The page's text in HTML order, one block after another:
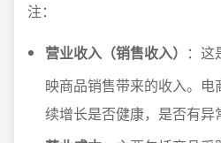
注：
营业收入（销售收入） ：这
映商品销售带来的收入。
续增长是否健康，是否有异